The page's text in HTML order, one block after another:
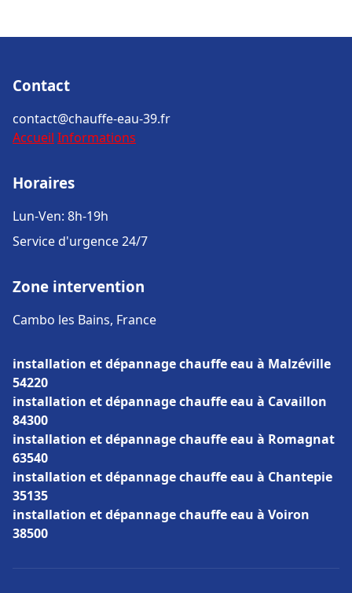
Contact
contact@chauffe-eau-39.fr
Accueil Informations
Horaires
Lun-Ven: 8h-19h
Service d'urgence 24/7
Zone intervention
Cambo les Bains, France
installation et dépannage chauffe eau à Malzéville
54220
installation et dépannage chauffe eau à Cavaillon
84300
installation et dépannage chauffe eau à Romagnat
63540
installation et dépannage chauffe eau à Chantepie
35135
installation et dépannage chauffe eau à Voiron
38500